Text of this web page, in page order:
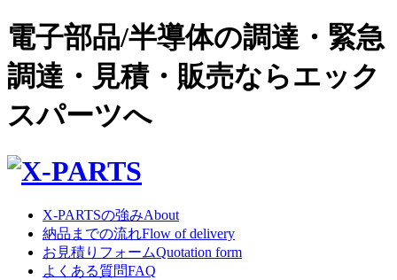
電子部品/半導体の調達・緊急
調達・見積・販売ならエック
スパーツへ
X-PARTSの強みAbout
納品までの流れFlow of delivery
お見積りフォームQuotation form
よくある質問FAQ